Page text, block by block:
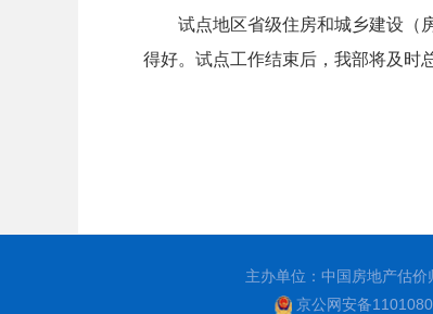
试点地区省级住房和城乡建设（
得好。试点工作结束后，我部将及时
主办单位：中国房地产估
京公网安备